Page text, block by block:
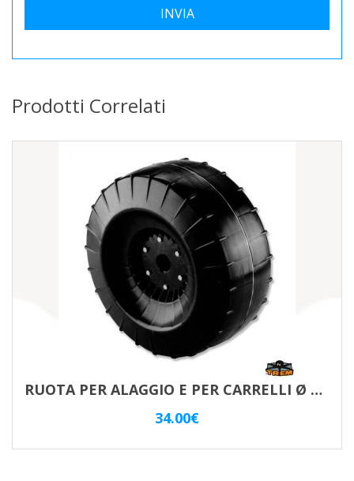
Prodotti Correlati
RUOTA PER ALAGGIO E PER CARRELLI Ø 390×140
34.00€